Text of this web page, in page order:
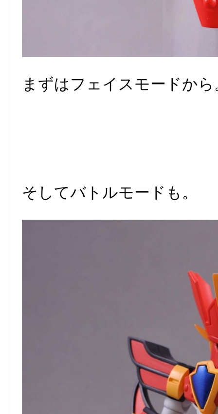
まずはフェイスモードから
そしてバトルモードも。